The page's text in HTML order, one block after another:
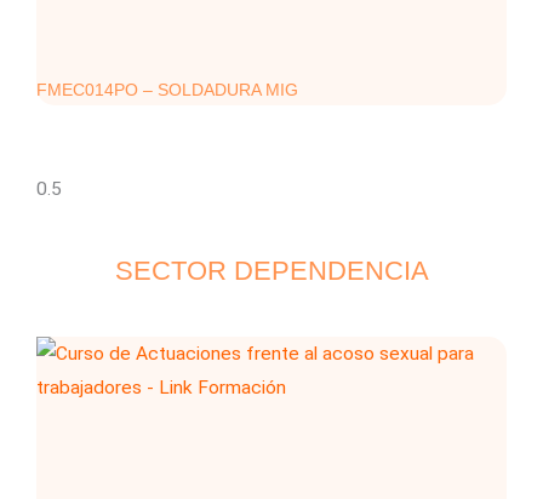
FMEC014PO – SOLDADURA MIG
SECTOR DEPENDENCIA